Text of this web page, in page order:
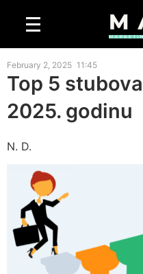
February 2, 2025 11:45
Top 5
2025. godinu
N. D.